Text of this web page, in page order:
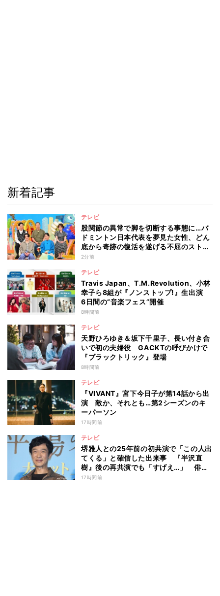
新着記事
テレビ
股関節の異常で脚を切断する事態に…バ
ドミントン日本代表を夢見た女性、どん
底から奇跡の復活を遂げる不屈のストー
リー『仰天』が再現
2分前
テレビ
Travis Japan、T.M.Revolution、小林
幸子ら8組が『ノンストップ!』生出演
6日間の“音楽フェス”開催
8時間前
テレビ
天野ひろゆき＆坂下千里子、長い付き合
いで初の夫婦役 GACKTの呼びかけで
『ブラックトリック』登場
8時間前
テレビ
『VIVANT』宮下今日子が第14話から出
演 敵か、それとも…第2シーズンのキ
ーパーソン
17時間前
テレビ
堺雅人との25年前の初共演で「この人出
てくる」と確信した出来事 『半沢直
樹』後の再共演でも「すげえ…」 俳優
としての“初体験”を阿部寛が告白
17時間前